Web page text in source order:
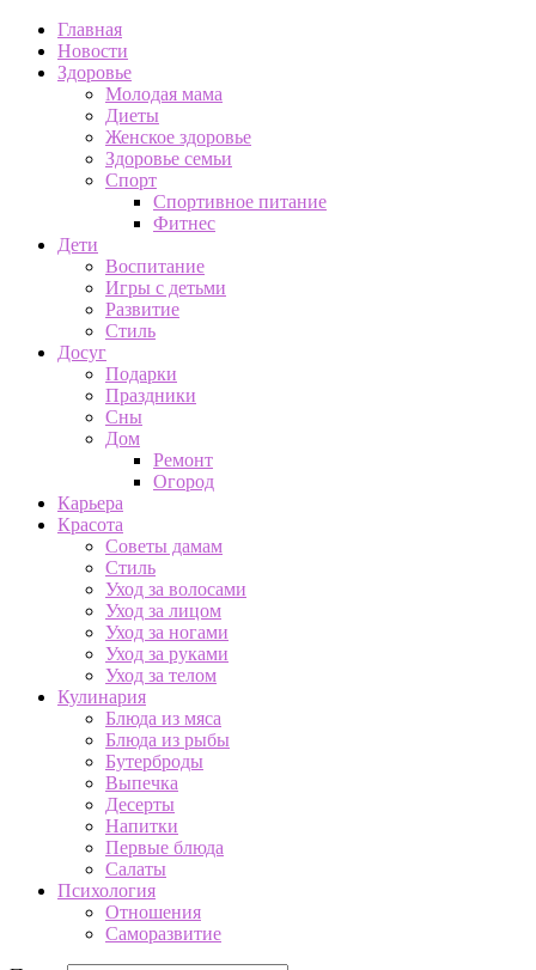
Главная
Новости
Здоровье
Молодая мама
Диеты
Женское здоровье
Здоровье семьи
Спорт
Спортивное питание
Фитнес
Дети
Воспитание
Игры с детьми
Развитие
Стиль
Досуг
Подарки
Праздники
Сны
Дом
Ремонт
Огород
Карьера
Красота
Советы дамам
Стиль
Уход за волосами
Уход за лицом
Уход за ногами
Уход за руками
Уход за телом
Кулинария
Блюда из мяса
Блюда из рыбы
Бутерброды
Выпечка
Десерты
Напитки
Первые блюда
Салаты
Психология
Отношения
Саморазвитие